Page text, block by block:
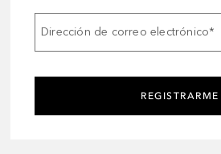
Dirección de correo electrónico*
REGISTRARME